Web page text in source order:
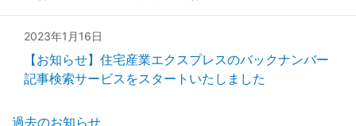
2023年1月16日
【お知らせ】住宅産業エクスプレスのバックナンバー
記事検索サービスをスタートいたしました
過去のお知らせ